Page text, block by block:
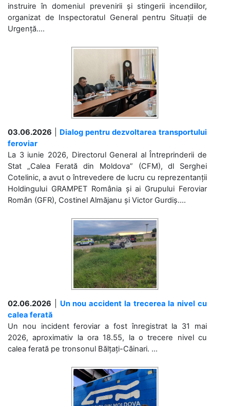
instruire în domeniul prevenirii și stingerii incendiilor,
organizat de Inspectoratul General pentru Situații de
Urgență....
03.06.2026
Dialog pentru dezvoltarea transportului
feroviar
La 3 iunie 2026, Directorul General al Întreprinderii de
Stat „Calea Ferată din Moldova” (CFM), dl Serghei
Cotelinic, a avut o întrevedere de lucru cu reprezentanții
Holdingului GRAMPET România și ai Grupului Feroviar
Român (GFR), Costinel Almăjanu și Victor Gurdiș....
02.06.2026
Un nou accident la trecerea la nivel cu
calea ferată
Un nou incident feroviar a fost înregistrat la 31 mai
2026, aproximativ la ora 18.55, la o trecere nivel cu
calea ferată pe tronsonul Bălțați-Căinari. ...